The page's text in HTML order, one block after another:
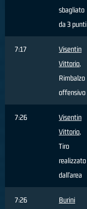
sbagliato
da 3 punti
7:17
Visentin
Vittorio,
Rimbalzo
offensivo
7:26
Visentin
Vittorio,
Tiro
realizzato
dall'area
7:26
Burini